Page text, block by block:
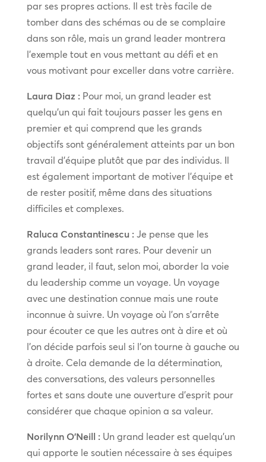
par ses propres actions. Il est très facile de
tomber dans des schémas ou de se complaire
dans son rôle, mais un grand leader montrera
l’exemple tout en vous mettant au défi et en
vous motivant pour exceller dans votre carrière.
Laura Diaz :Pour moi, un grand leader est
quelqu’un qui fait toujours passer les gens en
premier et qui comprend que les grands
objectifs sont généralement atteints par un bon
travail d’équipe plutôt que par des individus. Il
est également important de motiver l’équipe et
de rester positif, même dans des situations
difficiles et complexes.
Raluca Constantinescu :Je pense que les
grands leaders sont rares. Pour devenir un
grand leader, il faut, selon moi, aborder la voie
du leadership comme un voyage. Un voyage
avec une destination connue mais une route
inconnue à suivre. Un voyage où l’on s’arrête
pour écouter ce que les autres ont à dire et où
l’on décide parfois seul si l’on tourne à gauche ou
à droite. Cela demande de la détermination,
des conversations, des valeurs personnelles
fortes et sans doute une ouverture d’esprit pour
considérer que chaque opinion a sa valeur.
Norilynn O’Neill :Un grand leader est quelqu’un
qui apporte le soutien nécessaire à ses équipes